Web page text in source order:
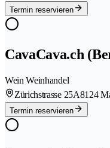
Termin reservieren
CavaCava.ch
Wein Weinhandel
Zürichstrasse 25A8124
Termin reservieren